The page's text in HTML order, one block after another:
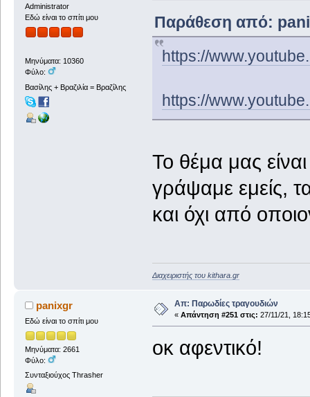
Administrator
Εδώ είναι το σπίτι μου
Μηνύματα: 10360
Φύλο:
Βασίλης + Βραζιλία = Βραζίλης
Παράθεση από:
https://
https://
Το θέμα μας
γράψαμε εμείς,
και όχι από
Διαχειριστής του kithara.gr
panixgr
Εδώ είναι το σπίτι μου
Μηνύματα: 2661
Φύλο:
Συνταξιούχος Thrasher
Απ: Παρωδίες τραγουδιών
« Απάντηση #251 στις: 27/11/21,
οκ αφεντικό!